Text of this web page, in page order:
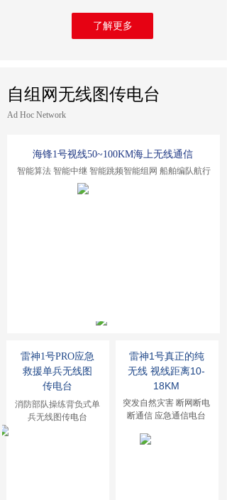
了解更多
雷神1号真正的纯
无线 视线距离10-
18KM
突发自然灾害 断网断电
断通信 应急通信电台
海锋1号视线50~100KM海上无线通信
智能算法 智能中继 智能跳频智能组网 船舶编队航行
雷神1号PRO应急
救援单兵无线图
传电台
消防部队操练背负式单
兵无线图传电台
自组网无线图传电台
Ad Hoc Network